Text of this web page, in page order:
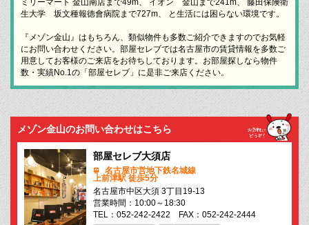
生大学 坂文種報徳會病院まで727m、 と生活には困らない環境です。
『メゾン金山』はもちろん、類似物件も多数ご紹介できますのでお気軽
にお問い合わせください。部屋セレブでは名古屋市の賃貸情報を多数ご
用意してお客様のご来店をお待ちしております。お部屋探しなら物件
数・実績No.1の「部屋セレブ」に是非ご来店ください。
メゾン金山のお問い合わせはこちら
部屋セレブ大須店
名古屋市営地下鉄名城線
上前津駅 徒歩5分
名古屋市中区大須 3丁目19-13
営業時間：10:00～18:30
TEL：052-242-2422 FAX：052-242-2444